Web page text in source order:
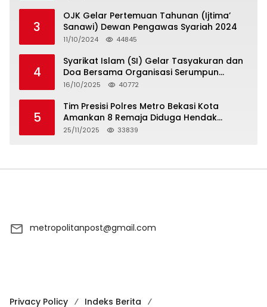
3
OJK Gelar Pertemuan Tahunan (Ijtima’
Sanawi) Dewan Pengawas Syariah 2024
11/10/2024 44845
4
Syarikat Islam (SI) Gelar Tasyakuran dan
Doa Bersama Organisasi Serumpun
Syarikat Islam Doa
16/10/2025 40772
5
Tim Presisi Polres Metro Bekasi Kota
Amankan 8 Remaja Diduga Hendak
Tawuran
25/11/2025 33839
metropolitanpost@gmail.com
Privacy Policy Indeks Berita